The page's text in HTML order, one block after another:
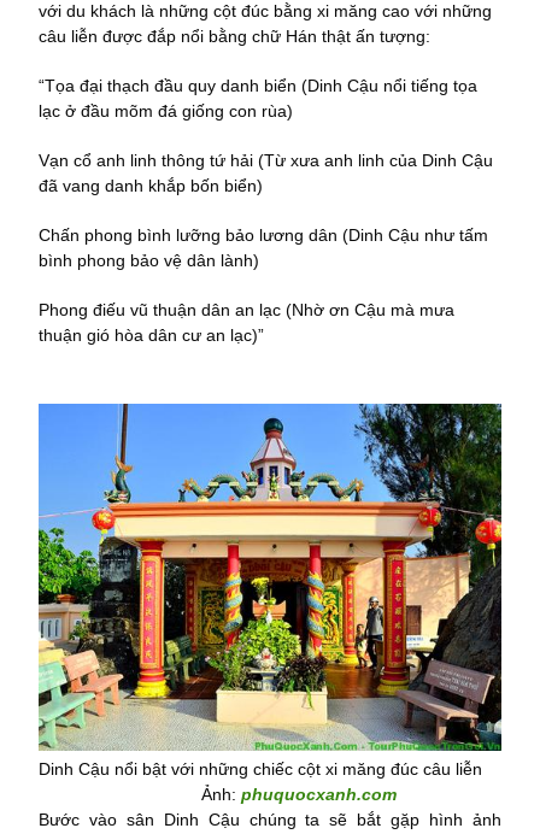
với du khách là những cột đúc bằng xi măng cao với những
câu liễn được đắp nổi bằng chữ Hán thật ấn tượng:
“Tọa đại thạch đầu quy danh biển (Dinh Cậu nổi tiếng tọa
lạc ở đầu mõm đá giống con rùa)
Vạn cổ anh linh thông tứ hải (Từ xưa anh linh của Dinh Cậu
đã vang danh khắp bốn biển)
Chấn phong bình lưỡng bảo lương dân (Dinh Cậu như tấm
bình phong bảo vệ dân lành)
Phong điếu vũ thuận dân an lạc (Nhờ ơn Cậu mà mưa
thuận gió hòa dân cư an lạc)”
Dinh Cậu nổi bật với những chiếc cột xi măng đúc câu liễn
Ảnh: phuquocxanh.com
Bước vào sân Dinh Cậu chúng ta sẽ bắt gặp hình ảnh